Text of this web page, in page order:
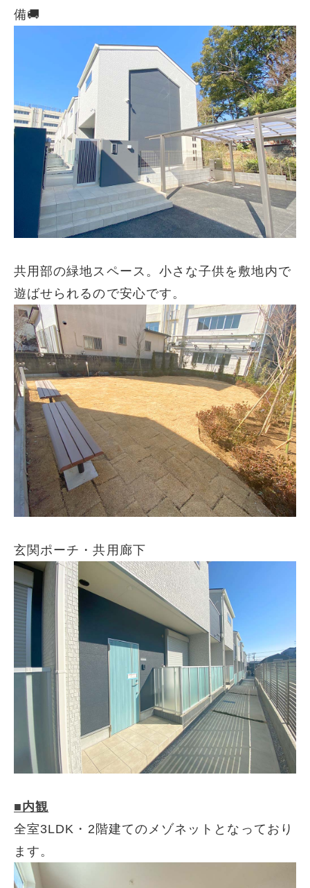
備🚚
共用部の緑地スペース。小さな子供を敷地内で
遊ばせられるので安心です。
玄関ポーチ・共用廊下
■内観
全室3LDK・2階建てのメゾネットとなっており
ます。